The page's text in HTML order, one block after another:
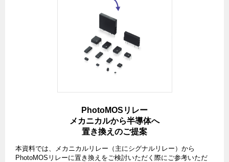
PhotoMOSリレー
メカニカルから半導体へ
置き換えのご提案
本資料では、メカニカルリレー（主にシグナルリレー）から
PhotoMOSリレーに置き換えをご検討いただく際にご参考いただ